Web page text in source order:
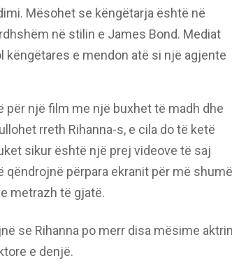
Mësohet se këngëtarja është në
në stilin e James Bond. Mediat
këngëtares e mendon atë si një agjente
një film me një buxhet të madh dhe
rreth Rihanna-s, e cila do të ketë
sikur është një prej videove të saj
qëndrojnë përpara ekranit për më shumë
metrazh të gjatë.
se Rihanna po merr disa mësime
e denjë.